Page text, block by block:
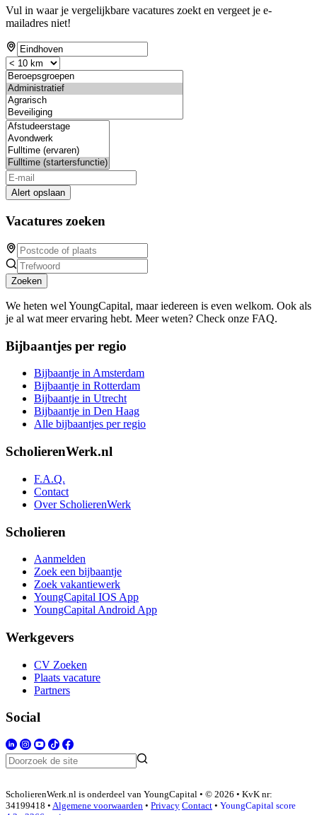
Vul in waar je vergelijkbare vacatures zoekt en vergeet je e-
mailadres niet!
Alert opslaan
Vacatures zoeken
Zoeken
We heten wel YoungCapital, maar iedereen is even welkom. Ook als
je al wat meer ervaring hebt. Meer weten? Check onze FAQ.
Bijbaantjes per regio
Bijbaantje in Amsterdam
Bijbaantje in Rotterdam
Bijbaantje in Utrecht
Bijbaantje in Den Haag
Alle bijbaantjes per regio
ScholierenWerk.nl
F.A.Q.
Contact
Over ScholierenWerk
Scholieren
Aanmelden
Zoek een bijbaantje
Zoek vakantiewerk
YoungCapital IOS App
YoungCapital Android App
Werkgevers
CV Zoeken
Plaats vacature
Partners
Social
ScholierenWerk.nl is onderdeel van YoungCapital • © 2026 • KvK nr:
34199418 • Algemene voorwaarden • Privacy Contact • YoungCapital score